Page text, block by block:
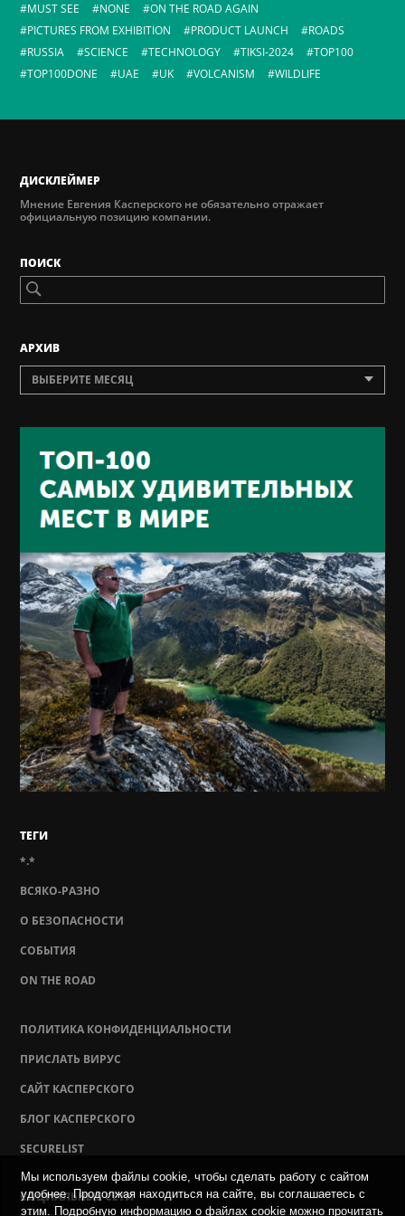
MUST SEE NONE
ON THE ROAD AGAIN
PICTURES FROM EXHIBITION
PRODUCT LAUNCH
ROADS
RUSSIA
SCIENCE TECHNOLOGY TIKSI-2024
TOP100
TOP100DONE
UAE UK VOLCANISM WILDLIFE
ДИСКЛЕЙМЕР
Мнение Евгения Касперского не обязательно отражает
официальную позицию компании.
ПОИСК
AРХИВ
ВЫБЕРИТЕ МЕСЯЦ
ТЕГИ
*.*
ВСЯКО-РАЗНО
О БЕЗОПАСНОСТИ
СОБЫТИЯ
ON THE ROAD
ПОЛИТИКА КОНФИДЕНЦИАЛЬНОСТИ
ПРИСЛАТЬ ВИРУС
САЙТ КАСПЕРСКОГО
БЛОГ КАСПЕРСКОГО
SECURELIST
СОЦИАЛЬНЫЕ СЕТИ
Мы используем файлы cookie, чтобы сделать работу с сайтом
удобнее. Продолжая находиться на сайте, вы соглашаетесь с
этим. Подробную информацию о файлах cookie можно прочитать